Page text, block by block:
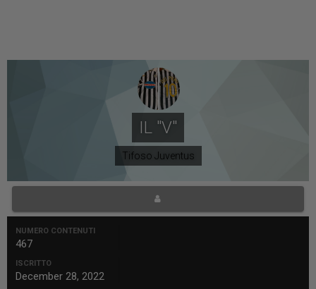
IL "V"
Tifoso Juventus
NUMERO CONTENUTI
467
ISCRITTO
December 28, 2022